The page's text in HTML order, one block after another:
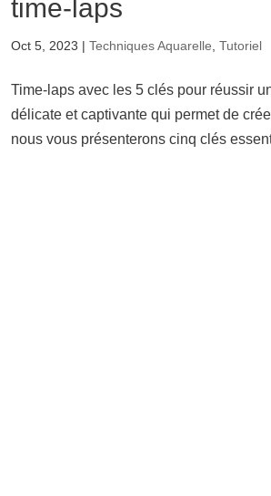
time-laps
Oct 5, 2023 |Techniques Aquarelle,Tutoriel
Time-laps avec les 5 clés pour réussir
délicate et captivante qui permet de
nous vous présenterons cinq clés